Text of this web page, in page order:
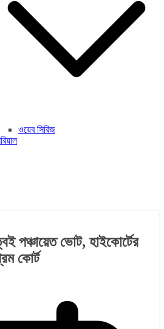
ওয়েব সিরিজ
পঞ্চায়েত ভোট, হাইকোর্টের
কোর্ট